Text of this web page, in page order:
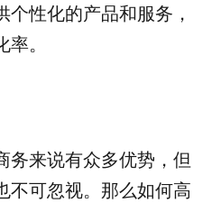
性化的产品和服务，
。
务来说有众多优势，但
不可忽视。那么如何高